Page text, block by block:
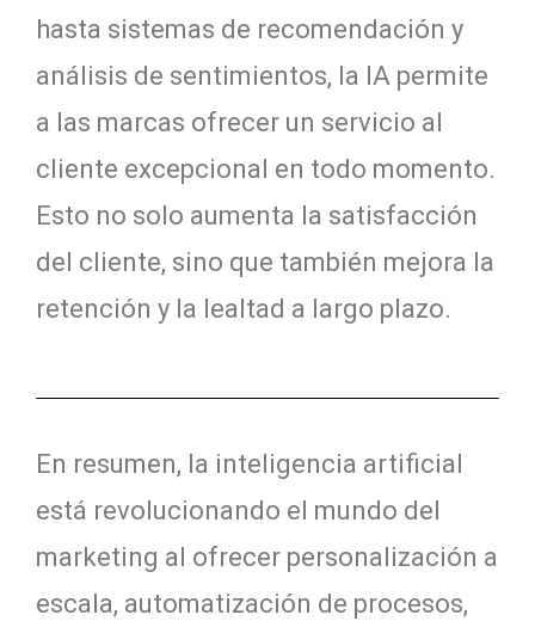
hasta sistemas de recomendación y
análisis de sentimientos, la IA permite
a las marcas ofrecer un servicio al
cliente excepcional en todo momento.
Esto no solo aumenta la satisfacción
del cliente, sino que también mejora la
retención y la lealtad a largo plazo.
En resumen, la inteligencia artificial
está revolucionando el mundo del
marketing al ofrecer personalización a
escala, automatización de procesos,